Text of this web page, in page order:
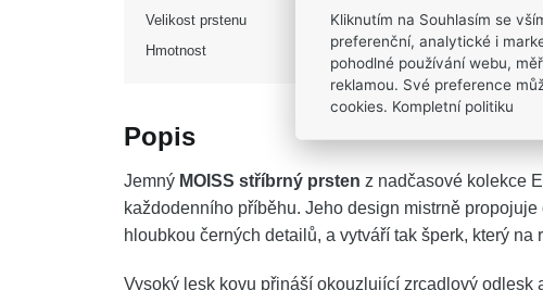
Velikost prstenu
Hmotnost
Popis
Jemný MOISS stříbrný prsten z nadčasové kolekce
každodenního příběhu. Jeho design mistrně
hloubkou černých detailů, a vytváří tak šperk, který
Vysoký lesk kovu přináší okouzlující zrcadlový
Kliknutím na Souhlasím se
preferenční, analytické i
pohodlné používání webu,
reklamou. Své preference
cookies. Kompletní politiku